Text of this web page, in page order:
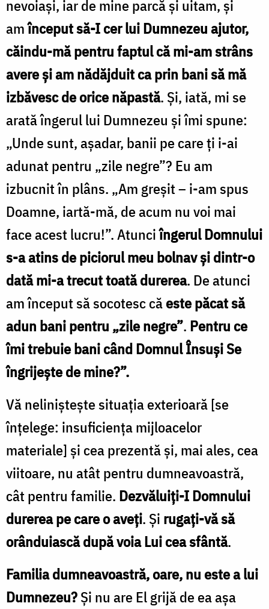
nevoiași, iar de mine parcă și uitam, și
amînceput să-I cer lui Dumnezeu ajutor,
căindu-mă pentru faptul că mi-am strâns
avere și am nădăjduit ca prin bani să mă
izbăvesc de orice năpastă. Și, iată, mi se
arată îngerul lui Dumnezeu și îmi spune:
„Unde sunt, așadar, banii pe care ți i-ai
adunat pentru „zile negre”? Eu am
izbucnit în plâns. „Am greșit – i-am spus
Doamne, iartă-mă, de acum nu voi mai
face acest lucru!”. Atunciîngerul Domnului
s-a atins de piciorul meu bolnav și dintr-o
dată mi-a trecut toată durerea. De atunci
am început să socotesc căeste păcat să
adun bani pentru „zile negre”. Pentru ce
îmi trebuie bani când Domnul Însuși Se
îngrijește de mine?”.
Vă neliniștește situația exterioară [se
înțelege: insuficiența mijloacelor
materiale] și cea prezentă și, mai ales, cea
viitoare, nu atât pentru dumneavoastră,
cât pentru familie. Dezvăluiți-I Domnului
durerea pe care o aveți. Și rugați-vă să
orânduiască după voia Lui cea sfântă.
Familia dumneavoastră, oare, nu este a lui
Dumnezeu?Și nu are El grijă de ea așa